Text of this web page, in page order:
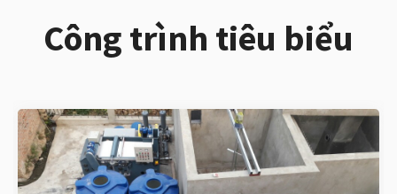
Công trình tiêu biểu
HỆ THỐNG XỬ LÝ NƯỚC THẢI SINH HOẠT